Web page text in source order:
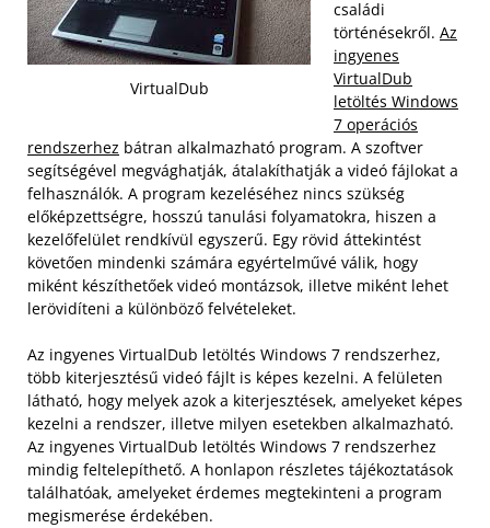
VirtualDub
családi
történésekről. Az
ingyenes
VirtualDub
letöltés Windows
7 operációs
rendszerhez bátran alkalmazható program. A szoftver
segítségével megvághatják, átalakíthatják a videó fájlokat a
felhasználók. A program kezeléséhez nincs szükség
előképzettségre, hosszú tanulási folyamatokra, hiszen a
kezelőfelület rendkívül egyszerű. Egy rövid áttekintést
követően mindenki számára egyértelművé válik, hogy
miként készíthetőek videó montázsok, illetve miként lehet
lerövidíteni a különböző felvételeket.
Az ingyenes VirtualDub letöltés Windows 7 rendszerhez,
több kiterjesztésű videó fájlt is képes kezelni. A felületen
látható, hogy melyek azok a kiterjesztések, amelyeket képes
kezelni a rendszer, illetve milyen esetekben alkalmazható.
Az ingyenes VirtualDub letöltés Windows 7 rendszerhez
mindig feltelepíthető. A honlapon részletes tájékoztatások
találhatóak, amelyeket érdemes megtekinteni a program
megismerése érdekében.